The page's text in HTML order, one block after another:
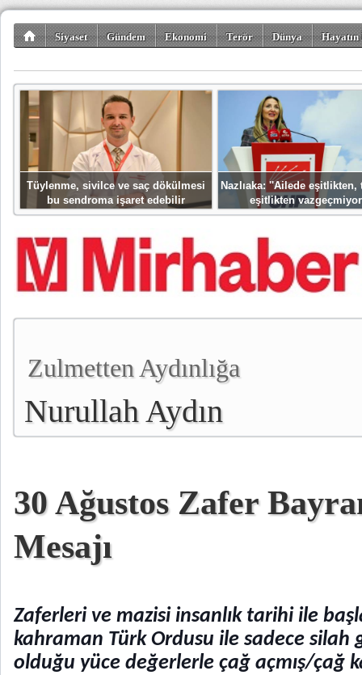
Siyaset Gündem Ekonomi Terör Dünya
Tüylenme, sivilce ve saç dökülmesi
bu sendroma işaret edebilir
Nazlıaka: ''Ailede eşitlikten,
eşitlikten
Zulmetten Aydınlığa
Nurullah Aydın
30 Ağustos Zafer
Mesajı
Zaferleri ve mazisi insanlık tarihi ile
kahraman Türk Ordusu ile sadece silah
olduğu yüce değerlerle çağ açmış/çağ